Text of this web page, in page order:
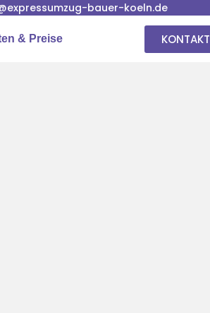
bauer-koeln.de
& Preise KONTAKT